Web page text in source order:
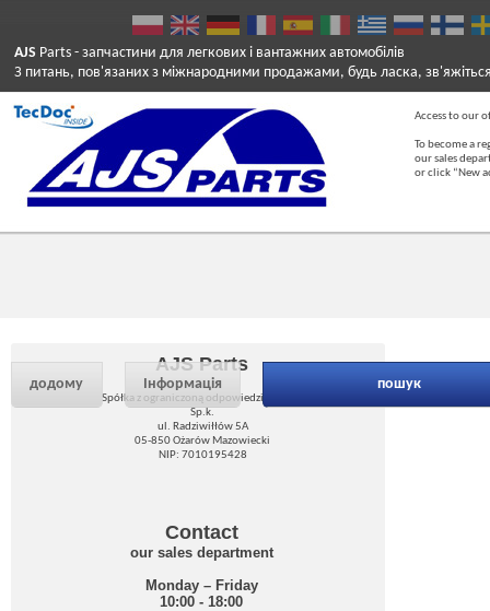
AJS Parts - запчастини для легкових і вантажних автомобілів
З питань, пов'язаних з міжнародними продажами, будь ласка,
Access to our
To become a
our sales
or click “New
додому Інформація пошук
AJS Parts
Spółka z ograniczoną odpowiedzialnością
Sp.k.
ul. Radziwiłłów 5A
05-850 Ożarów Mazowiecki
NIP: 7010195428
Contact
our sales department
Monday – Friday
10:00 - 18:00